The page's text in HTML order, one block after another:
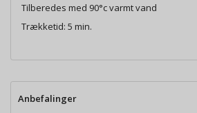
Tilberedes med 90°c varmt vand
Trækketid: 5 min.
Anbefalinger